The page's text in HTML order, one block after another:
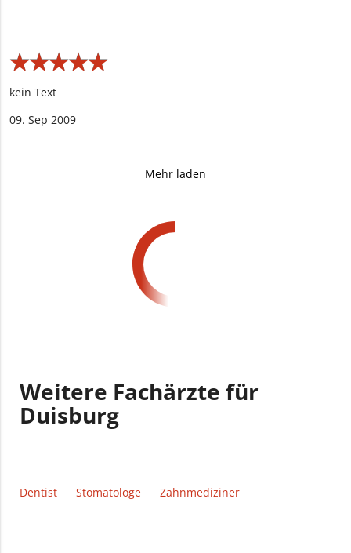
★★★★★
★★★★★
kein Text
09. Sep 2009
Mehr laden
Weitere Fachärzte für
Duisburg
Dentist Stomatologe Zahnmediziner